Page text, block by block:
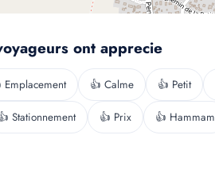
ont apprecie
Emplacement 👍 Calme 👍 Petit
Stationnement 👍 Prix 👍 Hammam